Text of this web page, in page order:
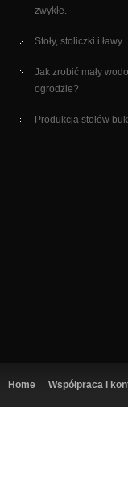
zwykłe.
Stoły, stoliczki i ławy.
Jak zrobić mały
ogrodzie?
Produkcja stołów
Home Współpraca i